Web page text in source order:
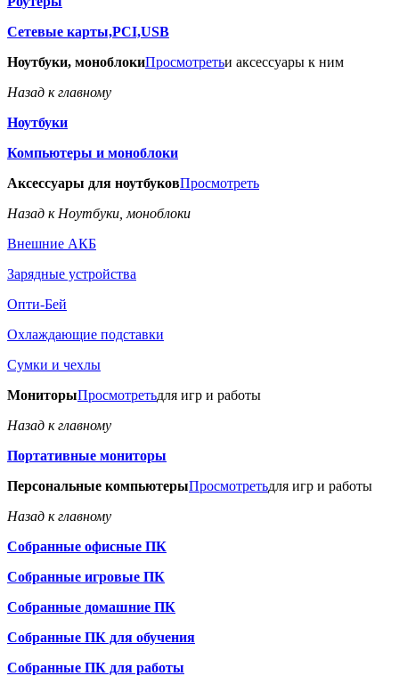
Сетевые карты,PCI,USB
Ноутбуки, моноблокиПросмотретьи аксессуары к ним
Назад к главному
Ноутбуки
Компьютеры и моноблоки
Аксессуары для ноутбуковПросмотреть
Назад к Ноутбуки, моноблоки
Внешние АКБ
Зарядные устройства
Опти-Бей
Охлаждающие подставки
Сумки и чехлы
МониторыПросмотретьдля игр и работы
Назад к главному
Портативные мониторы
Персональные компьютерыПросмотретьдля игр и работы
Назад к главному
Собранные офисные ПК
Собранные игровые ПК
Собранные домашние ПК
Собранные ПК для обучения
Собранные ПК для работы